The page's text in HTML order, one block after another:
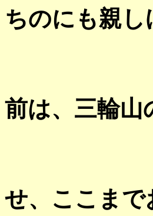
ちのにも親し
前は、三輪山
せ、ここまで